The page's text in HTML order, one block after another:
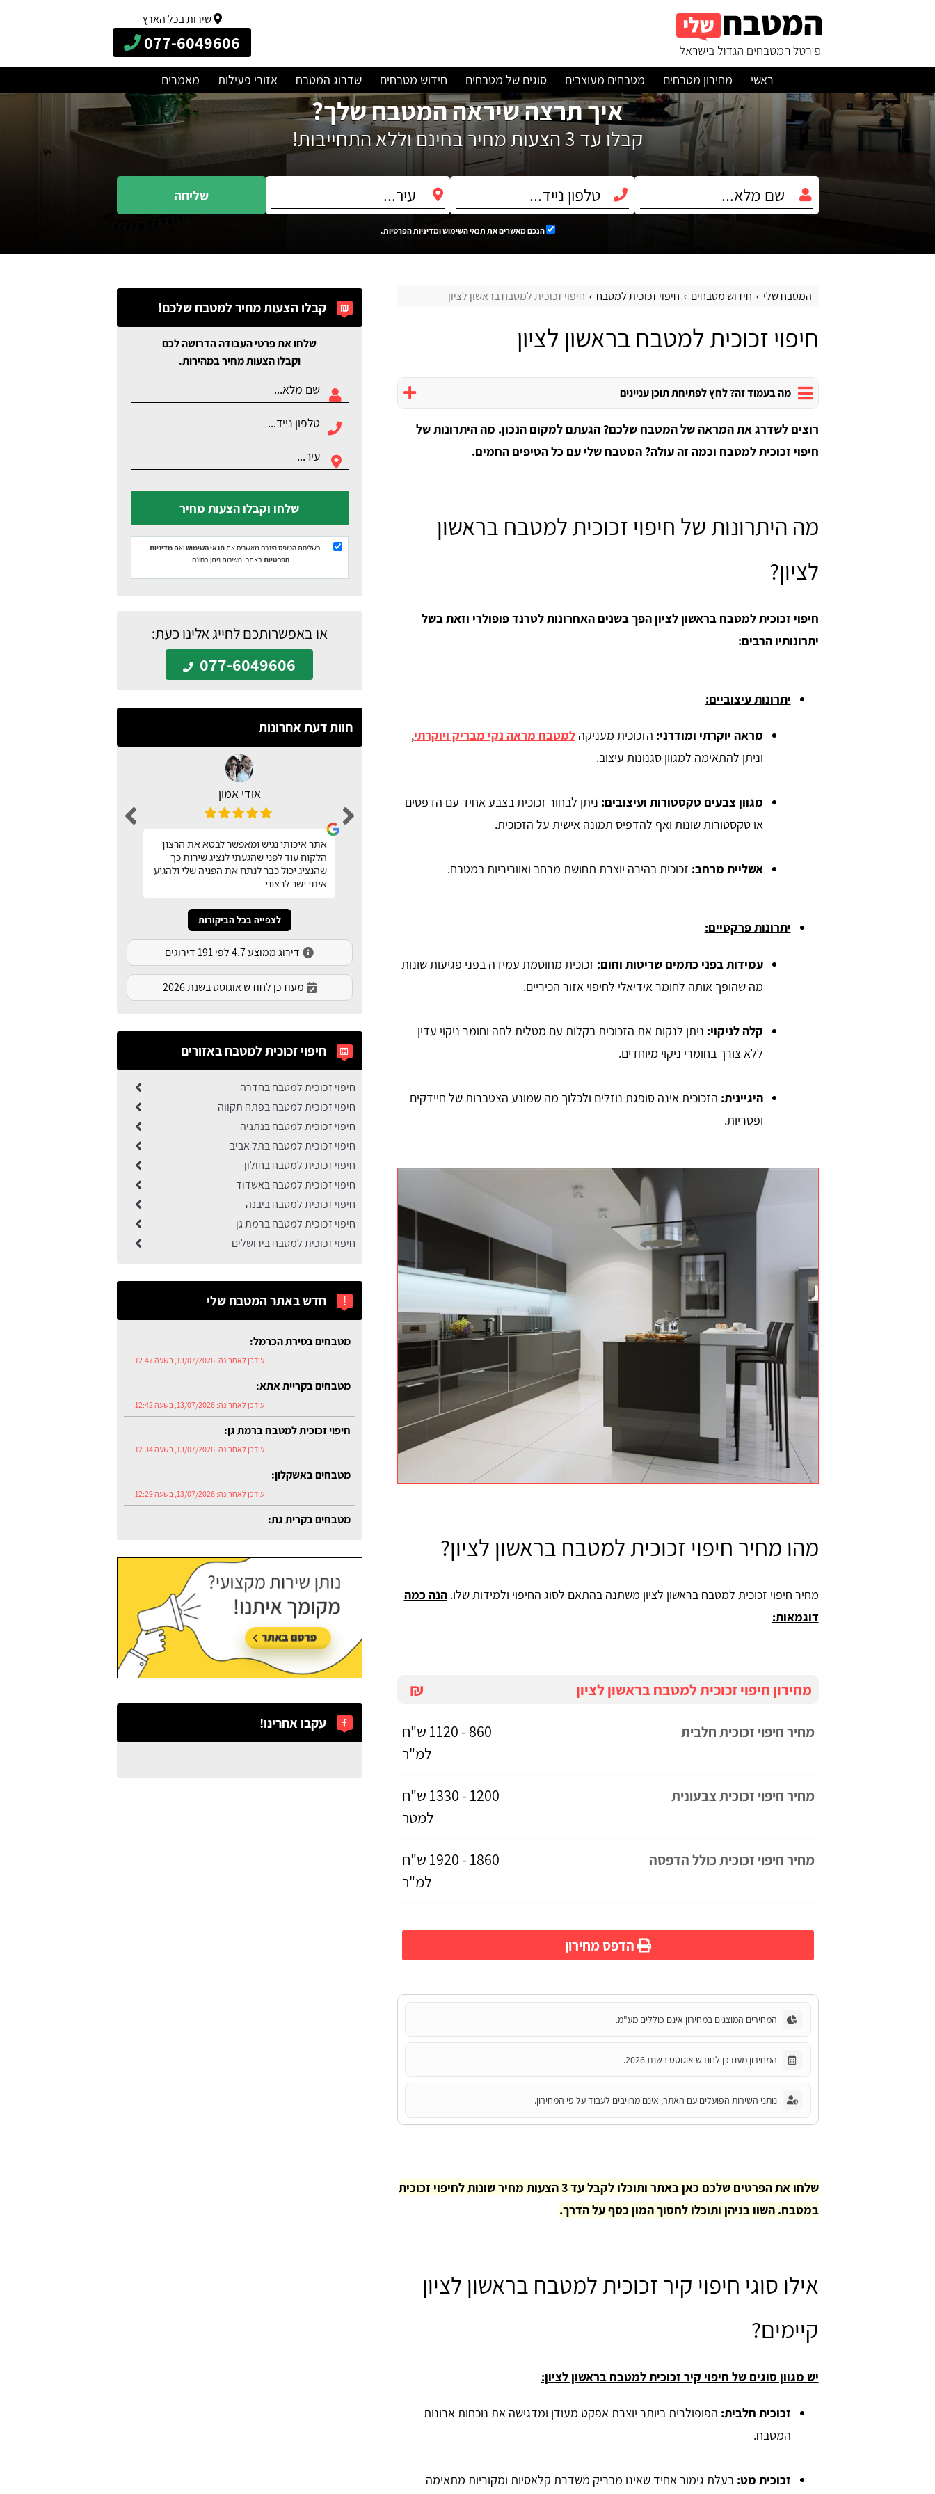
שירות בכל הארץ
077-6049606
ראשי מחירון מטבחים מטבחים מעוצבים סוגים של מטבחים חידוש מטבחים שדרוג המטבח אזורי פעילות מאמרים
איך תרצה שיראה המטבח שלך?
קבלו עד 3 הצעות מחיר בחינם וללא התחייבות!
שליחה
הנכם מאשרים את תנאי השימושומדיניות הפרטיות.
המטבח שלי חידוש מטבחים חיפוי זכוכית למטבח חיפוי זכוכית למטבח בראשון לציון
חיפוי זכוכית למטבח בראשון לציון
מה בעמוד זה? לחץ לפתיחת תוכן עניינים
רוצים לשדרג את המראה של המטבח שלכם? הגעתם למקום הנכון. מה היתרונות של
חיפוי זכוכית למטבח וכמה זה עולה? המטבח שלי עם כל הטיפים החמים.
מה היתרונות של חיפוי זכוכית למטבח בראשון
לציון?
חיפוי זכוכית למטבח בראשון לציון הפך בשנים האחרונות לטרנד פופולרי וזאת בשל
יתרונותיו הרבים:
יתרונות עיצוביים:
מראה יוקרתי ומודרני: הזכוכית מעניקהלמטבח מראה נקי מבריק ויוקרתי,
וניתן להתאימה למגוון סגנונות עיצוב.
מגוון צבעים טקסטורות ועיצובים: ניתן לבחור זכוכית בצבע אחיד עם הדפסים
או טקסטורות שונות ואף להדפיס תמונה אישית על הזכוכית.
אשליית מרחב: זכוכית בהירה יוצרת תחושת מרחב ואווריריות במטבח.
יתרונות פרקטיים:
עמידות בפני כתמים שריטות וחום: זכוכית מחוסמת עמידה בפני פגיעות שונות
מה שהופך אותה לחומר אידיאלי לחיפוי אזור הכיריים.
קלה לניקוי: ניתן לנקות את הזכוכית בקלות עם מטלית לחה וחומר ניקוי עדין
ללא צורך בחומרי ניקוי מיוחדים.
היגיינית: הזכוכית אינה סופגת נוזלים ולכלוך מה שמונע הצטברות של חיידקים
ופטריות.
מהו מחיר חיפוי זכוכית למטבח בראשון לציון?
מחיר חיפוי זכוכית למטבח בראשון לציון משתנה בהתאם לסוג החיפוי ולמידות שלו.הנה כמה
דוגמאות:
₪ מחירון חיפוי זכוכית למטבח בראשון לציון
מחיר חיפוי זכוכית חלבית
860 - 1120 ש"ח
למ"ר
מחיר חיפוי זכוכית צבעונית
1200 - 1330 ש"ח
למטר
מחיר חיפוי זכוכית כולל הדפסה
1860 - 1920 ש"ח
למ"ר
הדפס מחירון
המחירים המוצגים במחירון אינם כוללים מע"מ.
המחירון מעודכן לחודש אוגוסט בשנת 2026.
נותני השירות הפועלים עם האתר, אינם מחויבים לעבוד על פי המחירון.
שלחו את הפרטים שלכם כאן באתר ותוכלו לקבל עד 3 הצעות מחיר שונות לחיפוי זכוכית
במטבח. השוו בניהן ותוכלו לחסוך המון כסף על הדרך.
אילו סוגי חיפוי קיר זכוכית למטבח בראשון לציון
קיימים?
יש מגוון סוגים של חיפוי קיר זכוכית למטבח בראשון לציון:
זכוכית חלבית: הפופולרית ביותר יוצרת אפקט מעודן ומדגישה את נוכחות ארונות
המטבח.
זכוכית מט: בעלת גימור אחיד שאינו מבריק משדרת קלאסיות ומקוריות מתאימה
קבלו הצעות מחיר למטבח שלכם!
שלחו את פרטי העבודה הדרושה לכם
וקבלו הצעות מחיר במהירות.
שלחו וקבלו הצעות מחיר
בשליחת הטופס הינכם מאשרים אתתנאי השימושואתמדיניות
הפרטיותבאתר. השירות ניתן בחינם!
או באפשרותכם לחייג אלינו כעת:
077-6049606
חוות דעת אחרונות
אודי אמון
אתר איכותי נגיש ומאפשר לבטא את הרצון
הלקוח עוד לפני שהגעתי לנציג שירות כך
שהנציג יכול כבר לנתח את הפניה שלי ולהגיע
איתי ישר לרצוני.
שעשה עבורינו חידוש גם למטבח וגם לחדר
מחירים, זה מאפשר להתכנס לתוך תקציב
לצפייה בכל הביקורות
דירוג ממוצע 4.7 לפי 191 דירוגים
מעודכן לחודש אוגוסט בשנת 2026
חיפוי זכוכית למטבח באזורים
חיפוי זכוכית למטבח בחדרה
חיפוי זכוכית למטבח בפתח תקווה
חיפוי זכוכית למטבח בנתניה
חיפוי זכוכית למטבח בתל אביב
חיפוי זכוכית למטבח בחולון
חיפוי זכוכית למטבח באשדוד
חיפוי זכוכית למטבח ביבנה
חיפוי זכוכית למטבח ברמת גן
חיפוי זכוכית למטבח בירושלים
! חדש באתר המטבח שלי
מטבחים בטירת הכרמל:
עודכן לאחרונה:13/07/2026, בשעה 12:47
מטבחים בקריית אתא:
עודכן לאחרונה:13/07/2026, בשעה 12:42
חיפוי זכוכית למטבח ברמת גן:
עודכן לאחרונה:13/07/2026, בשעה 12:34
מטבחים באשקלון:
עודכן לאחרונה:13/07/2026, בשעה 12:29
מטבחים בקרית גת:
עקבו אחרינו!